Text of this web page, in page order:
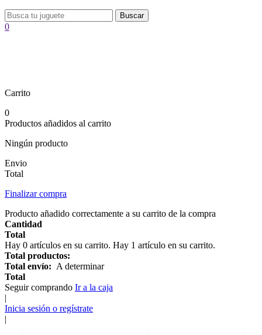
Buscar
0
Carrito
0
Productos añadidos al carrito
Ningún producto
Envio
Total
Finalizar compra
Producto añadido correctamente a su carrito de la compra
Cantidad
Total
Hay 0 artículos en su carrito. Hay 1 artículo en su carrito.
Total productos:
Total envío: A determinar
Total
Seguir comprando Ir a la caja
|
Inicia sesión o regístrate
|